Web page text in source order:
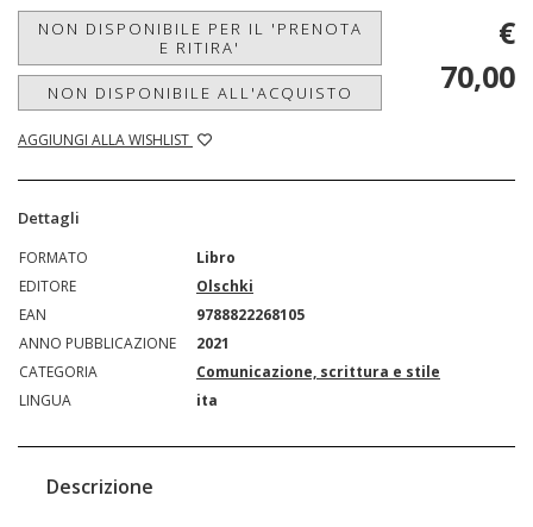
NON DISPONIBILE PER IL 'PRENOTA
E RITIRA'
NON DISPONIBILE ALL'ACQUISTO
AGGIUNGI ALLA WISHLIST
€
70,00
Dettagli
FORMATO
Libro
EDITORE
Olschki
EAN
9788822268105
ANNO PUBBLICAZIONE
2021
CATEGORIA
Comunicazione, scrittura e stile
LINGUA
ita
Descrizione